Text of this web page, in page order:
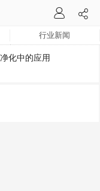
行业新闻
化中的应用